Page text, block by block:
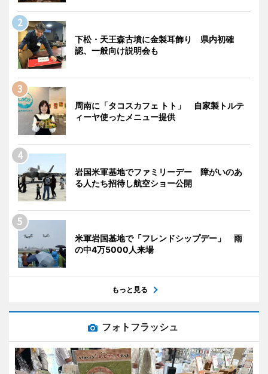
下松・天王森古墳に金製耳飾り 県内初確
認、一般向け説明会も
周南に「タコスカフェ トト」 自家製トルテ
ィーヤ使ったメニュー提供
岩国米軍基地でファミリーデー 障がいのあ
る人たち招待し航空ショー公開
米軍岩国基地で「フレンドシップデー」 雨
の中4万5000人来場
もっと見る
フォトフラッシュ